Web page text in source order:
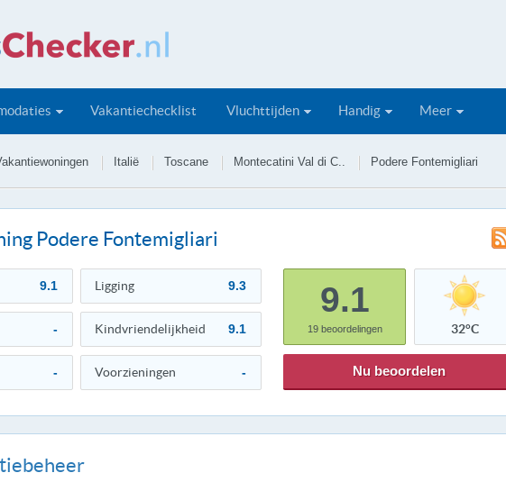
Vakantiechecklist Vluchttijden Handig Meer
Italië Toscane Montecatini Val di C.. Podere Fontemigliari
Podere Fontemigliari
9.1 Ligging 9.3
- Kindvriendelijkheid 9.1
- Voorzieningen -
9.1
19beoordelingen 32°C
Nu beoordelen